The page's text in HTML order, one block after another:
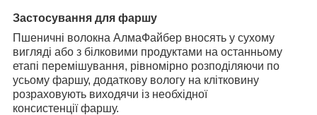
Застосування для фаршу
Пшеничні волокна АлмаФайбер вносять у сухому
вигляді або з білковими продуктами на останньому
етапі перемішування, рівномірно розподіляючи по
усьому фаршу, додаткову вологу на клітковину
розраховують виходячи із необхідної
консистенціїфаршу.